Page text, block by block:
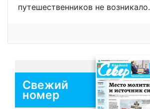
путешественников не возникало.
Свежий
номер